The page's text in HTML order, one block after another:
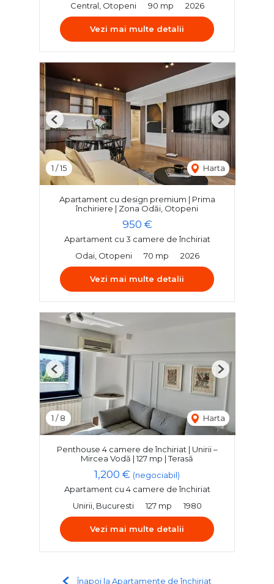
Central, Otopeni
90 mp 2026
Vezi mai multe detalii
1 /15 Harta
Previous Next
Apartament cu design premium | Prima
închiriere | Zona Odăi, Otopeni
950 €
Apartament cu 3 camere de închiriat
Odai, Otopeni
70 mp 2026
Vezi mai multe detalii
1 /8 Harta
Previous Next
Penthouse 4 camere de închiriat | Unirii –
Mircea Vodă | 127 mp | Terasă
1,200 € (negociabil)
Apartament cu 4 camere de închiriat
Unirii, Bucuresti
127 mp 1980
Vezi mai multe detalii
Înapoi la Apartamente de închiriat